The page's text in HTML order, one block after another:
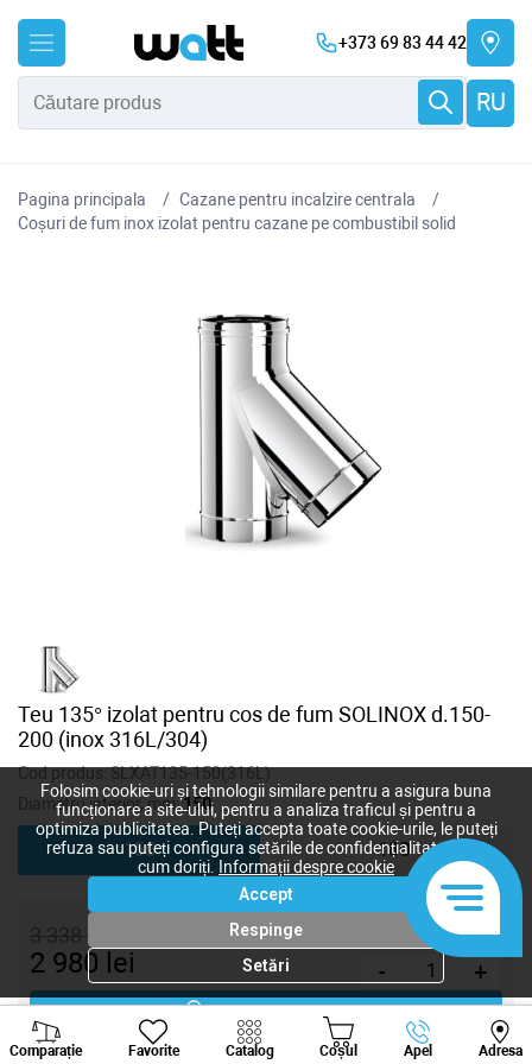
+373 69 83 44 42
RU
Pagina principala
Cazane pentru incalzire centrala
Coșuri de fum inox izolat pentru cazane pe combustibil solid
Teu 135° izolat pentru cos de fum SOLINOX d.150-
200 (inox 316L/304)
Cod produs:SLXAT135-150(316L)
Diametru interior, mm:150
150 180
3 338lei
2 980 lei - +
Cumpără acum
Comparație Favorite Catalog Coșul Apel Adresa
Viber Whatsapp
Folosim cookie-uri și tehnologii similare pentru a asigura buna
funcționare a site-ului, pentru a analiza traficul și pentru a
optimiza publicitatea. Puteți accepta toate cookie-urile, le puteți
refuza sau puteți configura setările de confidențialitate după
cum doriți.
Informații despre cookie
Accept
Respinge
Setări